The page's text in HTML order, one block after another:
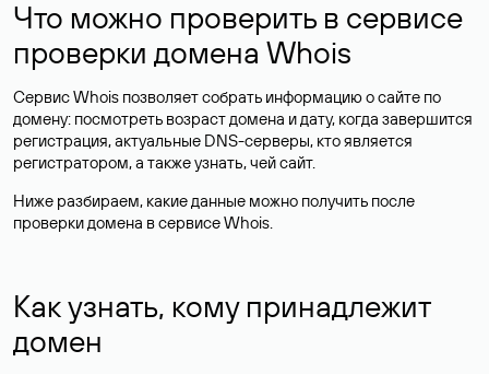
Что можно проверить в сервисе
проверки домена Whois
Сервис Whois позволяет собрать информацию о сайте по
домену: посмотреть возраст домена и дату, когда завершится
регистрация, актуальные DNS-серверы, кто является
регистратором, а также узнать, чей сайт.
Ниже разбираем, какие данные можно получить после
проверки домена в сервисе Whois.
Как узнать, кому принадлежит
домен